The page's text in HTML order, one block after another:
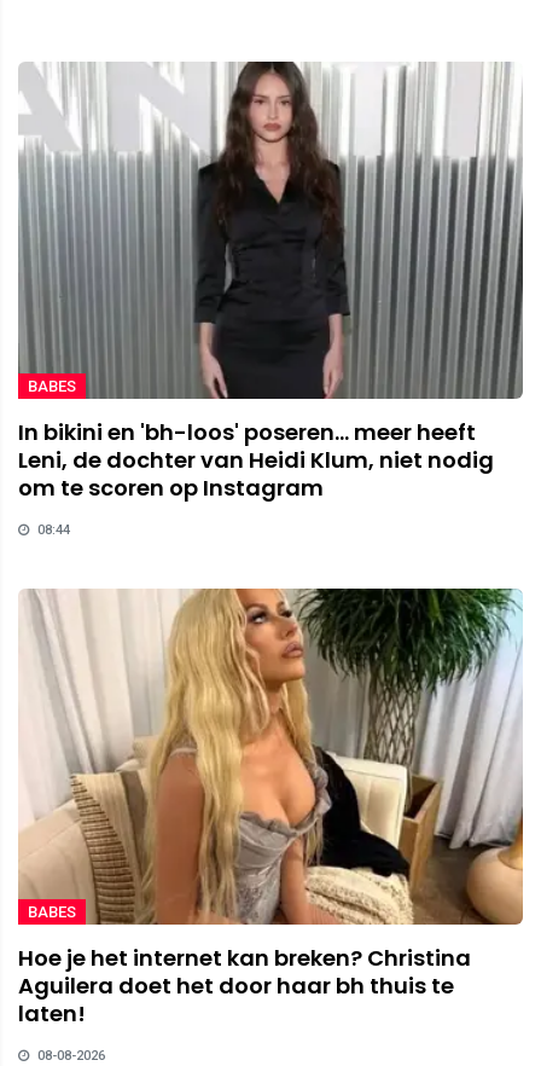
BABES
In bikini en 'bh-loos' poseren... meer heeft
Leni, de dochter van Heidi Klum, niet nodig
om te scoren op Instagram
08:44
BABES
Hoe je het internet kan breken? Christina
Aguilera doet het door haar bh thuis te
laten!
08-08-2026